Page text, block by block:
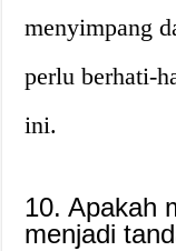
menyimpang
perlu berhati-
ini.
10. Apakah
menjadi